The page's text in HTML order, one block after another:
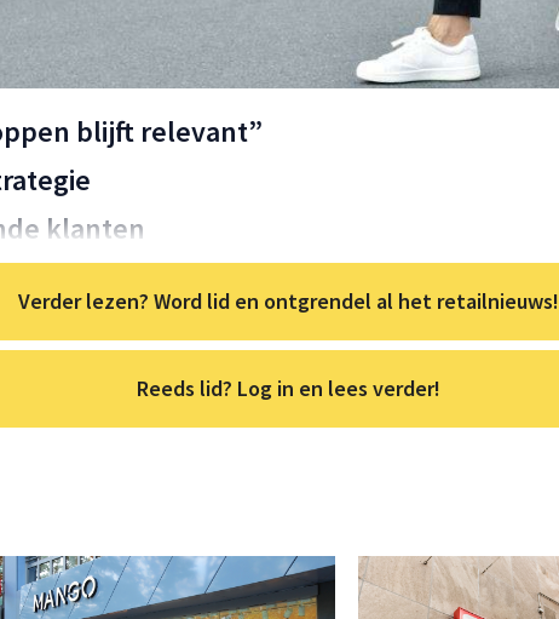
blijft relevant”
klanten
Verder lezen? Word lid en ontgrendel al het retailnieuws!
Reeds lid? Log in en lees verder!